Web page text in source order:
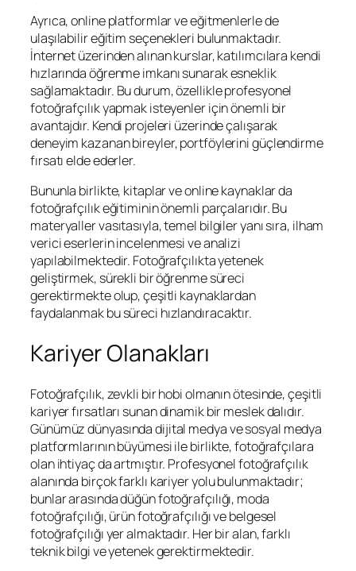
Ayrıca, online platformlar ve eğitmenlerle de
ulaşılabilir eğitim seçenekleri bulunmaktadır.
İnternet üzerinden alınan kurslar, katılımcılara kendi
hızlarında öğrenme imkanı sunarak esneklik
sağlamaktadır. Bu durum, özellikle profesyonel
fotoğrafçılık yapmak isteyenler için önemli bir
avantajdır. Kendi projeleri üzerinde çalışarak
deneyim kazanan bireyler, portföylerini güçlendirme
fırsatı elde ederler.
Bununla birlikte, kitaplar ve online kaynaklar da
fotoğrafçılık eğitiminin önemli parçalarıdır. Bu
materyaller vasıtasıyla, temel bilgiler yanı sıra, ilham
verici eserlerin incelenmesi ve analizi
yapılabilmektedir. Fotoğrafçılıkta yetenek
geliştirmek, sürekli bir öğrenme süreci
gerektirmekte olup, çeşitli kaynaklardan
faydalanmak bu süreci hızlandıracaktır.
Kariyer Olanakları
Fotoğrafçılık, zevkli bir hobi olmanın ötesinde, çeşitli
kariyer fırsatları sunan dinamik bir meslek dalıdır.
Günümüz dünyasında dijital medya ve sosyal medya
platformlarının büyümesi ile birlikte, fotoğrafçılara
olan ihtiyaç da artmıştır. Profesyonel fotoğrafçılık
alanında birçok farklı kariyer yolu bulunmaktadır;
bunlar arasında düğün fotoğrafçılığı, moda
fotoğrafçılığı, ürün fotoğrafçılığı ve belgesel
fotoğrafçılığı yer almaktadır. Her bir alan, farklı
teknik bilgi ve yetenek gerektirmektedir.